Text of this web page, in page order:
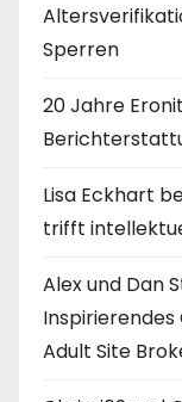
Sperren
20 Jahre
Lisa Eckhart
trifft
Alex und Dan
Adult Site